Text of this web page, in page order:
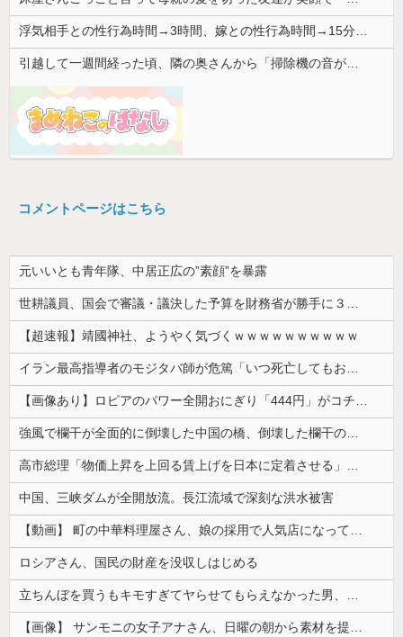
コメントページはこちら
元いいとも青年隊、中居正広の”素顔”を暴露
世耕議員、国会で審議・議決した予算を財務省が勝手に３兆円動かしていると指摘・問題視
【超速報】靖國神社、ようやく気づくｗｗｗｗｗｗｗｗｗｗ
イラン最高指導者のモジタバ師が危篤「いつ死亡してもおかしくない」…イラン大統領「意思疎通はかなり難しい」！
【画像あり】ロピアのパワー全開おにぎり「444円」がコチラｗｗｗｗｗ
強風で欄干が全面的に倒壊した中国の橋、倒壊した欄干の破片を調べると凄まじい事実が発覚して……
高市総理「物価上昇を上回る賃上げを日本に定着させる」⇒ 国家公務員月給3.51％増へ
中国、三峡ダムが全開放流。長江流域で深刻な洪水被害
【動画】 町の中華料理屋さん、娘の採用で人気店になってしまう
ロシアさん、国民の財産を没収しはじめる
立ちんぼを買うもキモすぎてヤらせてもらえなかった男、代わりの足コキでまさかの大量身寸米青ｗｗｗ
【画像】 サンモニの女子アナさん、日曜の朝から素材を提供してしまう